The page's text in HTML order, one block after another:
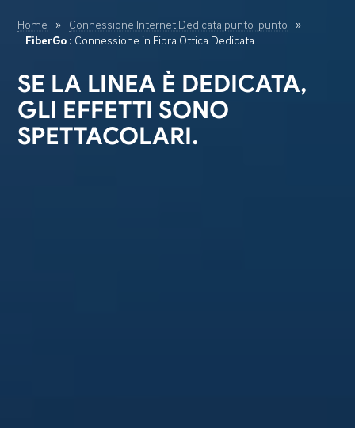
Home » Connessione Internet Dedicata punto-punto
»
FiberGo : Connessione in Fibra Ottica Dedicata
SE LA LINEA È DEDICATA,
GLI EFFETTI SONO
SPETTACOLARI.